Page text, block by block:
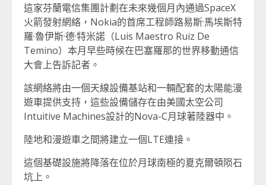
這家芬蘭電信集團計劃在未來幾個月內通過SpaceX
火箭發射網絡，Nokia的首席工程師路易斯·馬埃斯特
羅·魯伊斯·德·特米諾（Luis Maestro Ruiz De
Temino）本月早些時候在巴塞羅那的世界移動通信
大會上告訴記者。
該網絡將由一個天線設備基站和一輛配套的太陽能漫
遊車提供支持，這些設備儲存在由美國太空公司
Intuitive Machines設計的Nova-C月球著陸器中。
陸地和漫遊車之間將建立一個LTE連接。
這個基礎設施將降落在位於月球南極的夏克爾頓陨石
坑上。